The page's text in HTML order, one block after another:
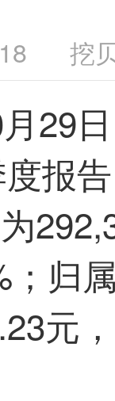
挖
29
报
归
元